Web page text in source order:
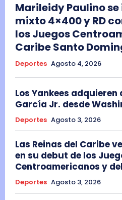
Marileidy Paulino
mixto 4×400 y RD
los Juegos
Caribe Santo
Deportes Agosto 4, 2026
Los Yankees
García Jr. desde
Deportes Agosto 3, 2026
Las Reinas del Caribe
en su debut de los
Centroamericanos y
Deportes Agosto 3, 2026